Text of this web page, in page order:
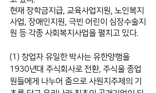
현재 장학금지급, 교육사업지원, 노인복지
사업, 장애인지원, 극빈 어린이 심장수술지
원 등 각종 사회복지사업을 펼치고 있다.
(1) 창업자 유일한 박사는 유한양행을
1930년대 주식회사로 전환, 주식을 종업
원들에게 나누어 줌으로 사원지주제의 기